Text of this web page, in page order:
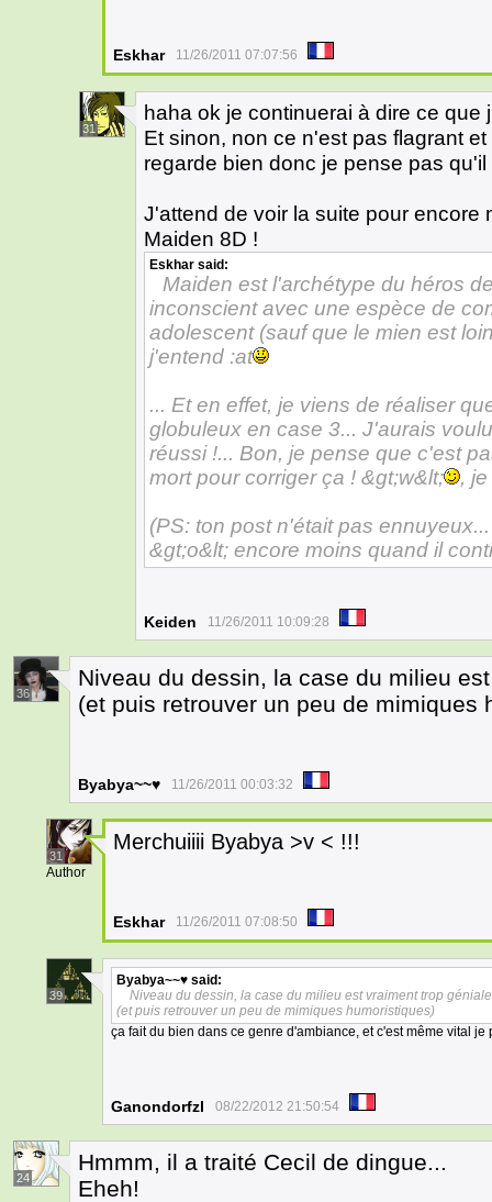
Eskhar 11/26/2011 07:07:56
31
haha ok je continuerai à dire ce que
Et sinon, non ce n'est pas flagrant
regarde bien donc je pense pas
J'attend de voir la suite pour encore
Maiden 8D !
Eskhar said:
Maiden est l'archétype du héros
inconscient avec une espèce de
adolescent (sauf que le mien est
j'entend :at
... Et en effet, je viens de réaliser
globuleux en case 3... J'aurais
réussi !... Bon, je pense que c'est
mort pour corriger ça ! &gt;w&lt;
,
(PS: ton post n'était pas
&gt;o&lt; encore moins quand il
Keiden 11/26/2011 10:09:28
36
Niveau du dessin, la case du milieu
(et puis retrouver un peu de mimiques
Byabya~~♥ 11/26/2011 00:03:32
31
Author
Merchuiiii Byabya >v < !!!
Eskhar 11/26/2011 07:08:50
39
Byabya~~♥ said:
Niveau du dessin, la case du milieu est vraiment trop
(et puis retrouver un peu de mimiques humoristiques)
ça fait du bien dans ce genre d'ambiance, et c'est même vital je
Ganondorfzl 08/22/2012 21:50:54
24
Hmmm, il a traité Cecil de dingue...
Eheh!